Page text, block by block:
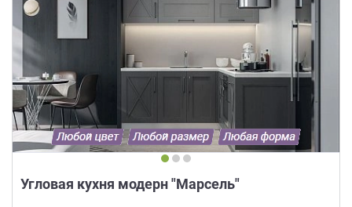
Угловая кухня модерн "Марсель"